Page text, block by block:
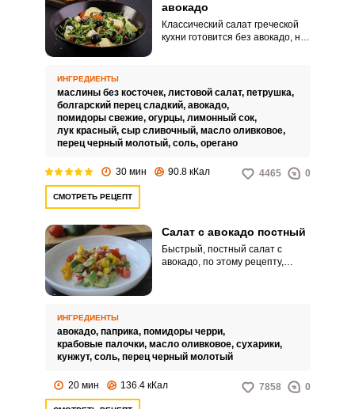
авокадо
Классический салат греческой
кухни готовится без авокадо, но
обогатит такой салат, привнеся
с собой не только новый вкус, но
и много полезных
микроэлементов и витаминов.
ИНГРЕДИЕНТЫ
маслины без косточек, листовой салат, петрушка,
болгарский перец сладкий, авокадо,
помидоры свежие, огурцы, лимонный сок,
лук красный, сыр сливочный, масло оливковое,
перец черный молотый, соль, орегано
30 мин 90.8 кКал 4465 0
СМОТРЕТЬ РЕЦЕПТ
Салат с авокадо постный
Быстрый, постный салат с
авокадо, по этому рецепту,
то причинам не употребляете в
пищу рыбу и морепродукты,
тогда не добавляйте сюда
получится вегетарианский
ИНГРЕДИЕНТЫ
авокадо, паприка, помидоры черри,
крабовые палочки, масло оливковое, сухарики,
кунжут, соль, перец черный молотый
20 мин 136.4 кКал 7858 0
ВХОД НА САЙТ РЕГИСТРАЦИЯ
с помощью социальных сетей:
или